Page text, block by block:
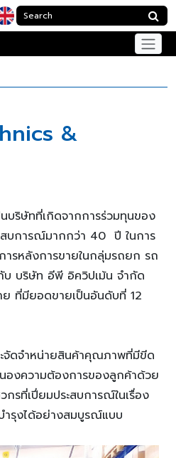
&
นบริษัทที่เกิดจากการร่วมทุนของ
บการณ์มากกว่า 40 ปี ในการ
ารหลังการขายในกลุ่มรถยก รถ
บริษัท อีพี อิควิปเม้น จำกัด
ที่มียอดขายเป็นอันดับที่ 12
จัดจำหน่ายสินค้าคุณภาพที่มีขีด
องความต้องการของลูกค้าด้วย
รที่เปี่ยมประสบการณ์ในเรื่อง
ำรุงได้อย่างสมบูรณ์แบบ